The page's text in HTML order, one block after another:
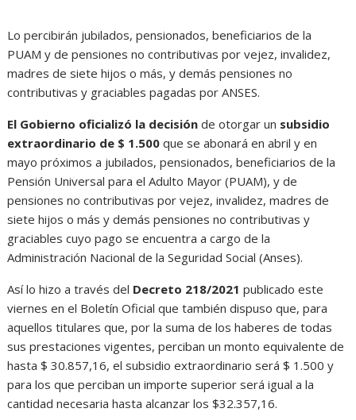
Lo percibirán jubilados, pensionados, beneficiarios de la
PUAM y de pensiones no contributivas por vejez, invalidez,
madres de siete hijos o más, y demás pensiones no
contributivas y graciables pagadas por ANSES.
El Gobierno oficializó la decisiónde otorgar un subsidio
extraordinario de $ 1.500 que se abonará en abril y en
mayo próximos a jubilados, pensionados, beneficiarios de la
Pensión Universal para el Adulto Mayor (PUAM), y de
pensiones no contributivas por vejez, invalidez, madres de
siete hijos o más y demás pensiones no contributivas y
graciables cuyo pago se encuentra a cargo de la
Administración Nacional de la Seguridad Social (Anses).
Así lo hizo a través del Decreto 218/2021 publicado este
viernes en el Boletín Oficial que también dispuso que, para
aquellos titulares que, por la suma de los haberes de todas
sus prestaciones vigentes, perciban un monto equivalente de
hasta $ 30.857,16, el subsidio extraordinario será $ 1.500 y
para los que perciban un importe superior será igual a la
cantidad necesaria hasta alcanzar los $32.357,16.